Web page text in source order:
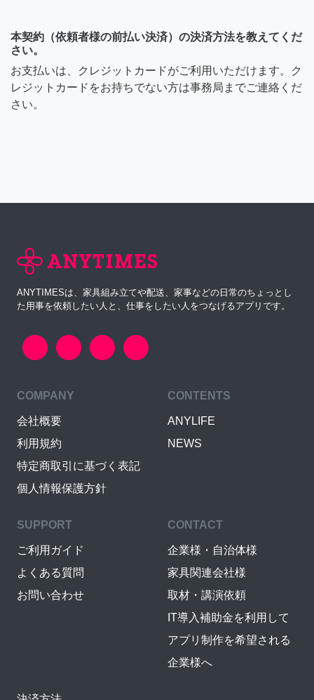
本契約（依頼者様の前払い決済）の決済方法を教えてくだ
さい。
お支払いは、クレジットカードがご利用いただけます。ク
レジットカードをお持ちでない方は事務局までご連絡くだ
さい。
ANYTIMESは、家具組み立てや配送、家事などの日常のちょっとし
た用事を依頼したい人と、仕事をしたい人をつなげるアプリです。
COMPANY
会社概要
利用規約
特定商取引に基づく表記
個人情報保護方針
CONTENTS
ANYLIFE
NEWS
SUPPORT
ご利用ガイド
よくある質問
お問い合わせ
CONTACT
企業様・自治体様
家具関連会社様
取材・講演依頼
IT導入補助金を利用して
アプリ制作を希望される
企業様へ